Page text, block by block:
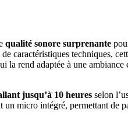
qualité sonore surprenante
caractéristiques techniques,
la rend adaptée à une
jusqu’à 10 heures selon
un micro intégré, permettant de